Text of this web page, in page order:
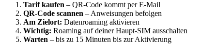
Tarif kaufen – QR-Code kommt per E-Mail
QR-Code scannen – Anweisungen befolgen
Am Zielort: Datenroaming aktivieren
Wichtig: Roaming auf deiner Haupt-SIM ausschalten
Warten – bis zu 15 Minuten bis zur Aktivierung